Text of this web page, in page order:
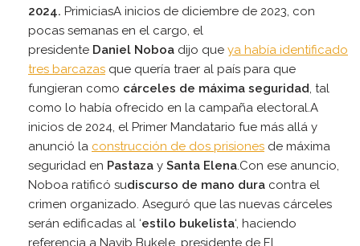
2024. PrimiciasA inicios de diciembre de 2023, con
pocas semanas en el cargo, el
presidente Daniel Noboa dijo que ya había identificado
tres barcazas que quería traer al país para que
fungieran como cárceles de máxima seguridad, tal
como lo había ofrecido en la campaña electoral.A
inicios de 2024, el Primer Mandatario fue más allá y
anunció la construcción de dos prisiones de máxima
seguridad en Pastaza y Santa Elena.Con ese anuncio,
Noboa ratificó sudiscurso de mano dura contra el
crimen organizado. Aseguró que las nuevas cárceles
serán edificadas al ‘estilo bukelista‘, haciendo
referencia a Nayib Bukele, presidente de El